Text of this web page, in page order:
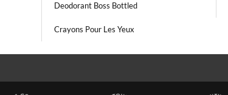
Deodorant Boss Bottled
Crayons Pour Les Yeux